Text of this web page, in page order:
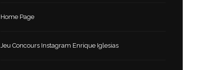
Home Page
Jeu Concours Instagram Enrique Iglesias